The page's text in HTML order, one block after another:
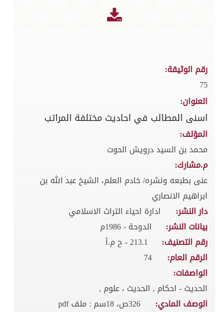
رقم الوثيقة:
75
العنوان:
اسنى المطالب في احاديث مختلفة المراتب
المؤلف:
محمد بن السيد درويش الحوت
م.مشارك:
عنى بطبعه ونشره/ خادم العلم، الشيخ عبد الله بن
ابراهيم الانصاري
دار النشر:
ادارة احياء التراث الاسلامي
بيانات النشر:
الدوحة - 1986م
رقم التصنيف:
213.1 - ح م.أ
الرقم العام:
74
الواصفات:
الحديث - احكام , الحديث ، علوم ,
الوصف المادي:
326ص، 18سم : ملف pdf